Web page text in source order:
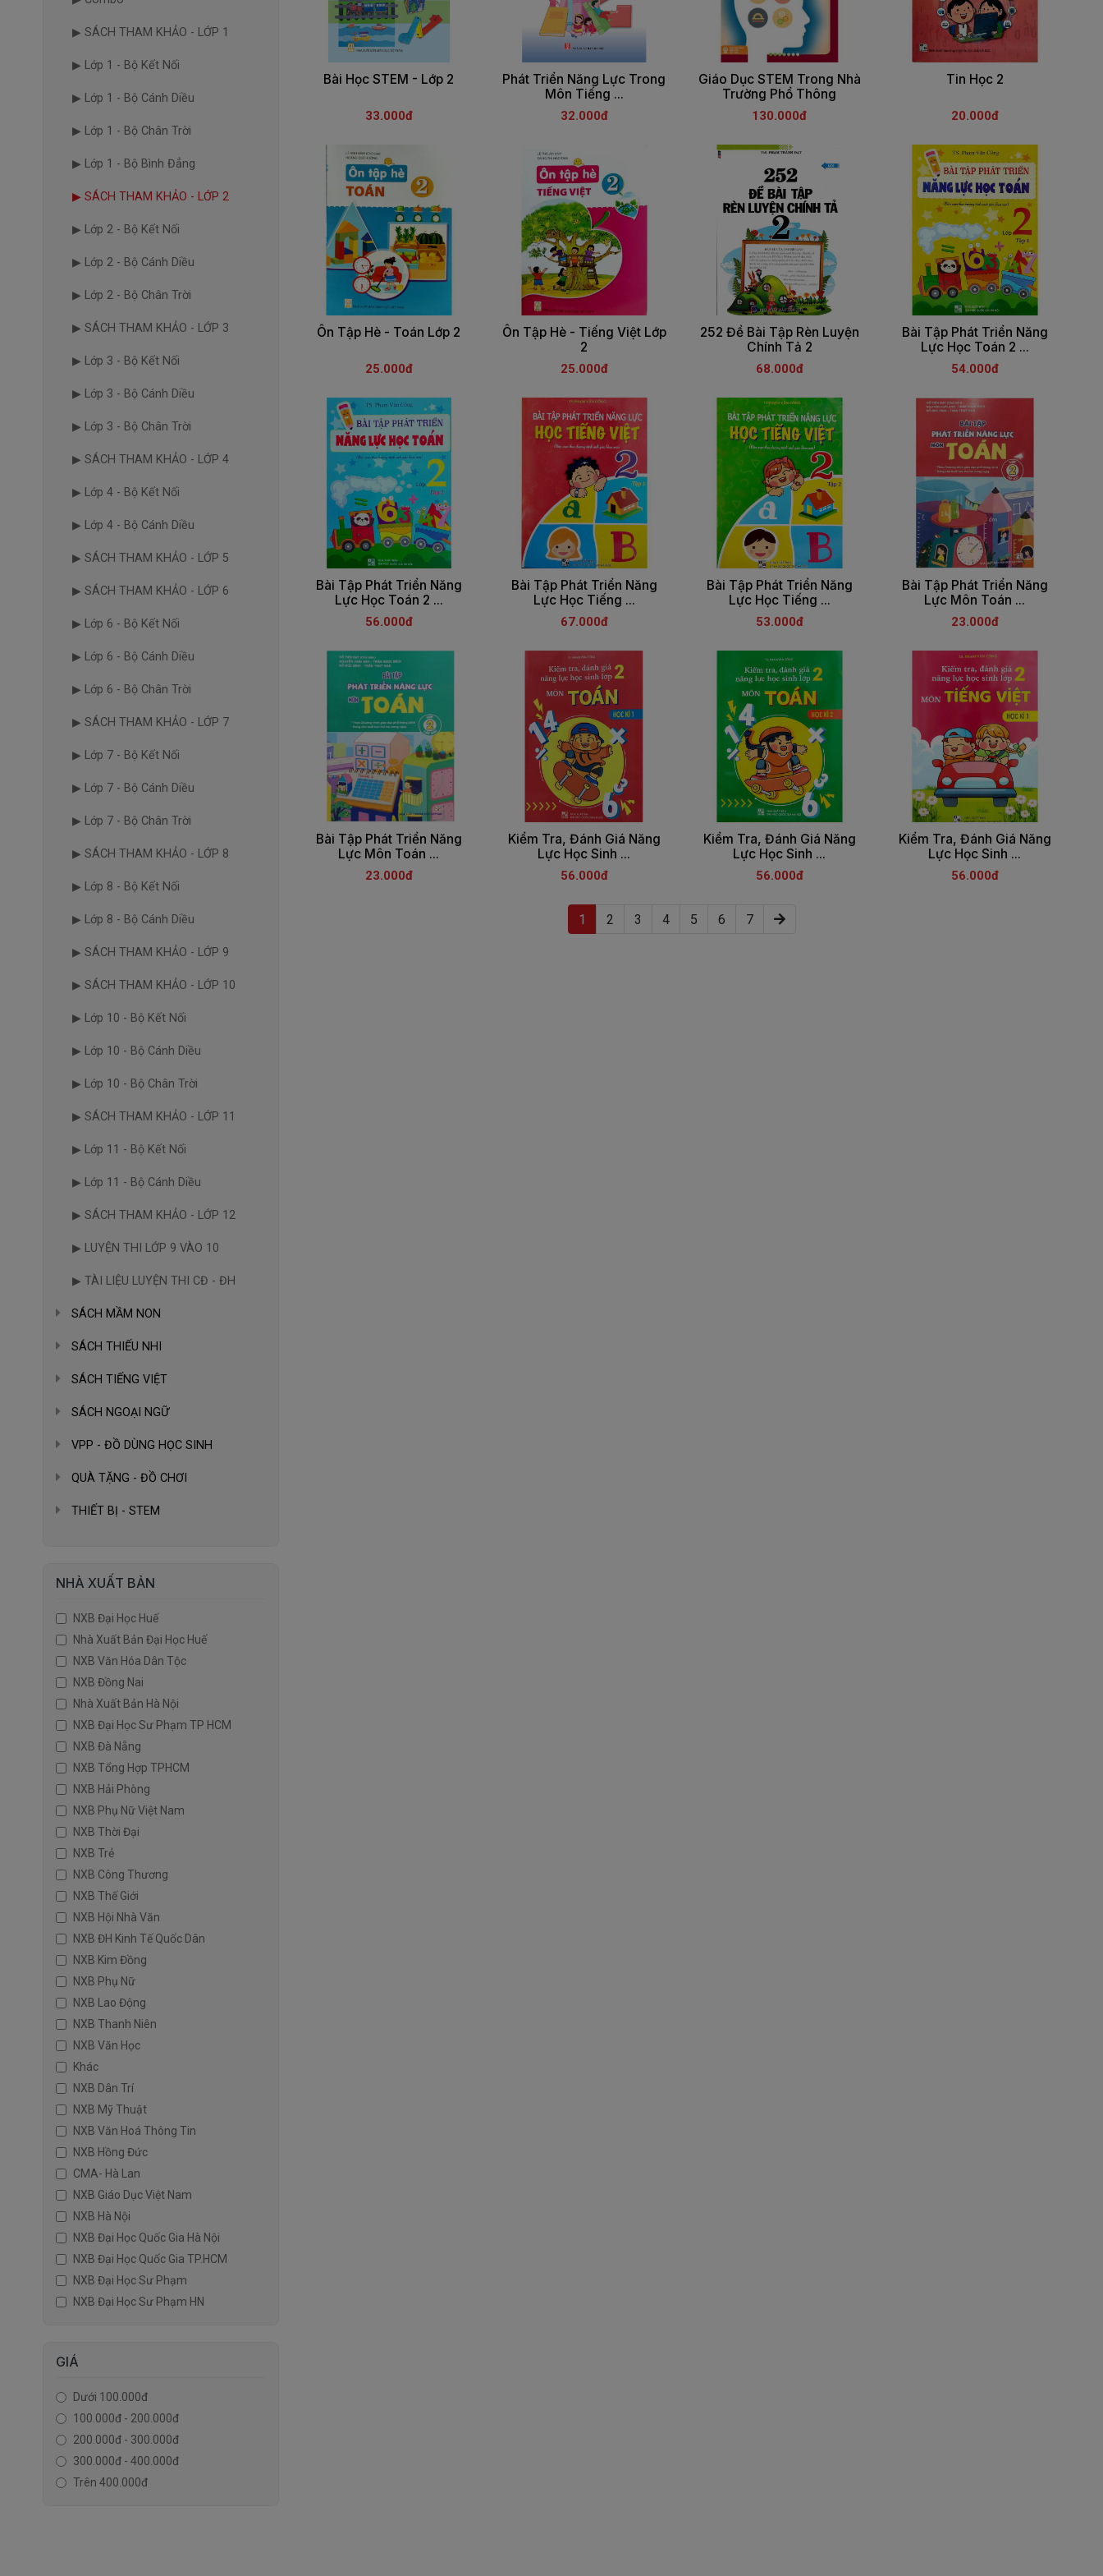
▶ SÁCH THAM KHẢO - LỚP 1
▶ Lớp 1 - Bộ Kết Nối
▶ Lớp 1 - Bộ Cánh Diều
▶ Lớp 1 - Bộ Chân Trời
▶ Lớp 1 - Bộ Bình Đẳng
▶ SÁCH THAM KHẢO - LỚP 2
▶ Lớp 2 - Bộ Kết Nối
▶ Lớp 2 - Bộ Cánh Diều
▶ Lớp 2 - Bộ Chân Trời
▶ SÁCH THAM KHẢO - LỚP 3
▶ Lớp 3 - Bộ Kết Nối
▶ Lớp 3 - Bộ Cánh Diều
▶ Lớp 3 - Bộ Chân Trời
▶ SÁCH THAM KHẢO - LỚP 4
▶ Lớp 4 - Bộ Kết Nối
▶ Lớp 4 - Bộ Cánh Diều
▶ SÁCH THAM KHẢO - LỚP 5
▶ SÁCH THAM KHẢO - LỚP 6
▶ Lớp 6 - Bộ Kết Nối
▶ Lớp 6 - Bộ Cánh Diều
▶ Lớp 6 - Bộ Chân Trời
▶ SÁCH THAM KHẢO - LỚP 7
▶ Lớp 7 - Bộ Kết Nối
▶ Lớp 7 - Bộ Cánh Diều
▶ Lớp 7 - Bộ Chân Trời
▶ SÁCH THAM KHẢO - LỚP 8
▶ Lớp 8 - Bộ Kết Nối
▶ Lớp 8 - Bộ Cánh Diều
▶ SÁCH THAM KHẢO - LỚP 9
▶ SÁCH THAM KHẢO - LỚP 10
▶ Lớp 10 - Bộ Kết Nối
▶ Lớp 10 - Bộ Cánh Diều
▶ Lớp 10 - Bộ Chân Trời
▶ SÁCH THAM KHẢO - LỚP 11
▶ Lớp 11 - Bộ Kết Nối
▶ Lớp 11 - Bộ Cánh Diều
▶ SÁCH THAM KHẢO - LỚP 12
▶ LUYỆN THI LỚP 9 VÀO 10
▶ TÀI LIỆU LUYỆN THI CĐ - ĐH
SÁCH MẦM NON
SÁCH THIẾU NHI
SÁCH TIẾNG VIỆT
SÁCH NGOẠI NGỮ
VPP - ĐỒ DÙNG HỌC SINH
QUÀ TẶNG - ĐỒ CHƠI
THIẾT BỊ - STEM
NHÀ XUẤT BẢN
NXB Đại Học Huế
Nhà Xuất Bản Đại Học Huế
NXB Văn Hóa Dân Tộc
NXB Đồng Nai
Nhà Xuất Bản Hà Nội
NXB Đại Học Sư Phạm TP HCM
NXB Đà Nẵng
NXB Tổng Hợp TPHCM
NXB Hải Phòng
NXB Phụ Nữ Việt Nam
NXB Thời Đại
NXB Trẻ
NXB Công Thương
NXB Thế Giới
NXB Hội Nhà Văn
NXB ĐH Kinh Tế Quốc Dân
NXB Kim Đồng
NXB Phụ Nữ
NXB Lao Động
NXB Thanh Niên
NXB Văn Học
Khác
NXB Dân Trí
NXB Mỹ Thuật
NXB Văn Hoá Thông Tin
NXB Hồng Đức
CMA- Hà Lan
NXB Giáo Dục Việt Nam
NXB Hà Nội
NXB Đại Học Quốc Gia Hà Nội
NXB Đại Học Quốc Gia TP.HCM
NXB Đại Học Sư Phạm
NXB Đại Học Sư Phạm HN
GIÁ
Dưới 100.000đ
100.000đ - 200.000đ
200.000đ - 300.000đ
300.000đ - 400.000đ
Trên 400.000đ
Bài Học STEM - Lớp 2
33.000đ
Phát Triển Năng Lực Trong
Môn Tiếng ...
32.000đ
Giáo Dục STEM Trong Nhà
Trường Phổ Thông
130.000đ
Tin Học 2
20.000đ
Ôn Tập Hè - Toán Lớp 2
25.000đ
Ôn Tập Hè - Tiếng Việt Lớp
2
25.000đ
252 Đề Bài Tập Rèn Luyện
Chính Tả 2
68.000đ
Bài Tập Phát Triển Năng
Lực Học Toán 2 ...
54.000đ
Bài Tập Phát Triển Năng
Lực Học Toán 2 ...
56.000đ
Bài Tập Phát Triển Năng
Lực Học Tiếng ...
67.000đ
Bài Tập Phát Triển Năng
Lực Học Tiếng ...
53.000đ
Bài Tập Phát Triển Năng
Lực Môn Toán ...
23.000đ
Bài Tập Phát Triển Năng
Lực Môn Toán ...
23.000đ
Kiểm Tra, Đánh Giá Năng
Lực Học Sinh ...
56.000đ
Kiểm Tra, Đánh Giá Năng
Lực Học Sinh ...
56.000đ
Kiểm Tra, Đánh Giá Năng
Lực Học Sinh ...
56.000đ
1 (current)
2 3 4 5 6 7